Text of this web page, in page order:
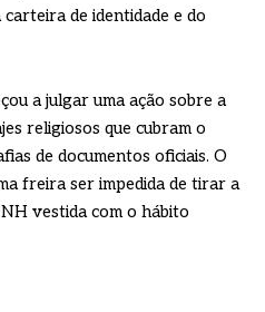
de identidade e do
a julgar uma ação sobre a
religiosos que cubram o
de documentos oficiais. O
freira ser impedida de tirar a
vestida com o hábito